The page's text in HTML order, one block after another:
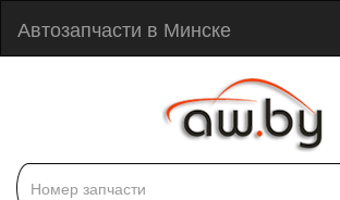
Автозапчасти в Минске